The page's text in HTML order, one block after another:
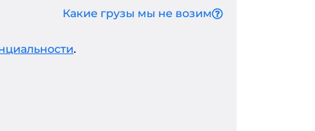
Какие грузы мы не возим
.